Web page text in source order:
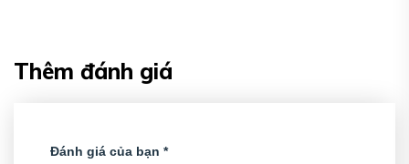
Thêm đánh giá
Đánh giá của bạn *